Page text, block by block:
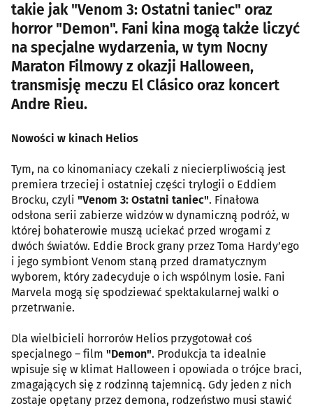
takie jak "Venom 3: Ostatni taniec" oraz
horror "Demon". Fani kina mogą także liczyć
na specjalne wydarzenia, w tym Nocny
Maraton Filmowy z okazji Halloween,
transmisję meczu El Clásico oraz koncert
Andre Rieu.
Nowości w kinach Helios
Tym, na co kinomaniacy czekali z niecierpliwością jest
premiera trzeciej i ostatniej części trylogii o Eddiem
Brocku, czyli "Venom 3: Ostatni taniec". Finałowa
odsłona serii zabierze widzów w dynamiczną podróż, w
której bohaterowie muszą uciekać przed wrogami z
dwóch światów. Eddie Brock grany przez Toma Hardy’ego
i jego symbiont Venom staną przed dramatycznym
wyborem, który zadecyduje o ich wspólnym losie. Fani
Marvela mogą się spodziewać spektakularnej walki o
przetrwanie.
Dla wielbicieli horrorów Helios przygotował coś
specjalnego – film "Demon". Produkcja ta idealnie
wpisuje się w klimat Halloween i opowiada o trójce braci,
zmagających się z rodzinną tajemnicą. Gdy jeden z nich
zostaje opętany przez demona, rodzeństwo musi stawić